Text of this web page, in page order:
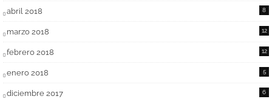
abril 2018 8
marzo 2018 12
febrero 2018 12
enero 2018 5
diciembre 2017 6